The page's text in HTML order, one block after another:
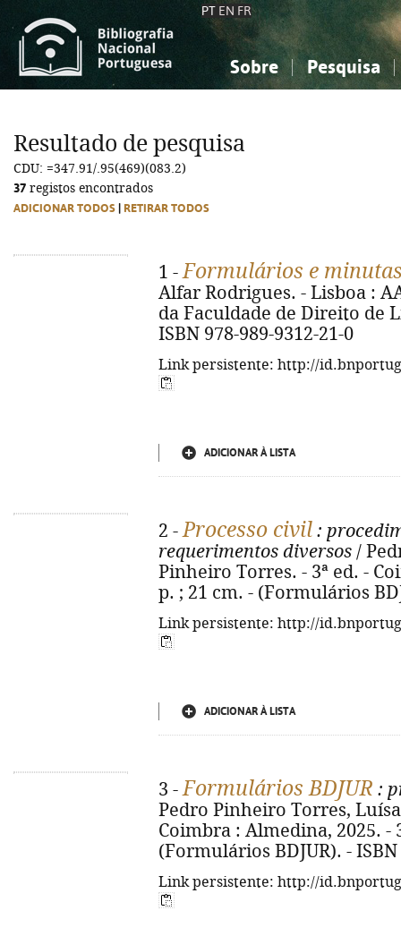
PT EN FR
Sobre Pesquisa
Ciências sociais...
Ciências sociais...
Resultado de pesquisa
CDU: =347.91/.95(469)(083.2)
37 registos encontrados
ADICIONAR TODOS RETIRAR TODOS
1 -Formulários e
Alfar Rodrigues. - Lisboa :
da Faculdade de Direito de
ISBN 978-989-9312-21-0
Link persistente: http://
ADICIONAR À LISTA
2 -Processo civil :
requerimentos diversos /
Pinheiro Torres. - 3ª ed. -
p. ; 21 cm. - (Formulários
Link persistente: http://
ADICIONAR À LISTA
3 -Formulários BDJUR :
Pedro Pinheiro Torres,
Coimbra : Almedina, 2025. -
(Formulários BDJUR). - ISBN
Link persistente: http://